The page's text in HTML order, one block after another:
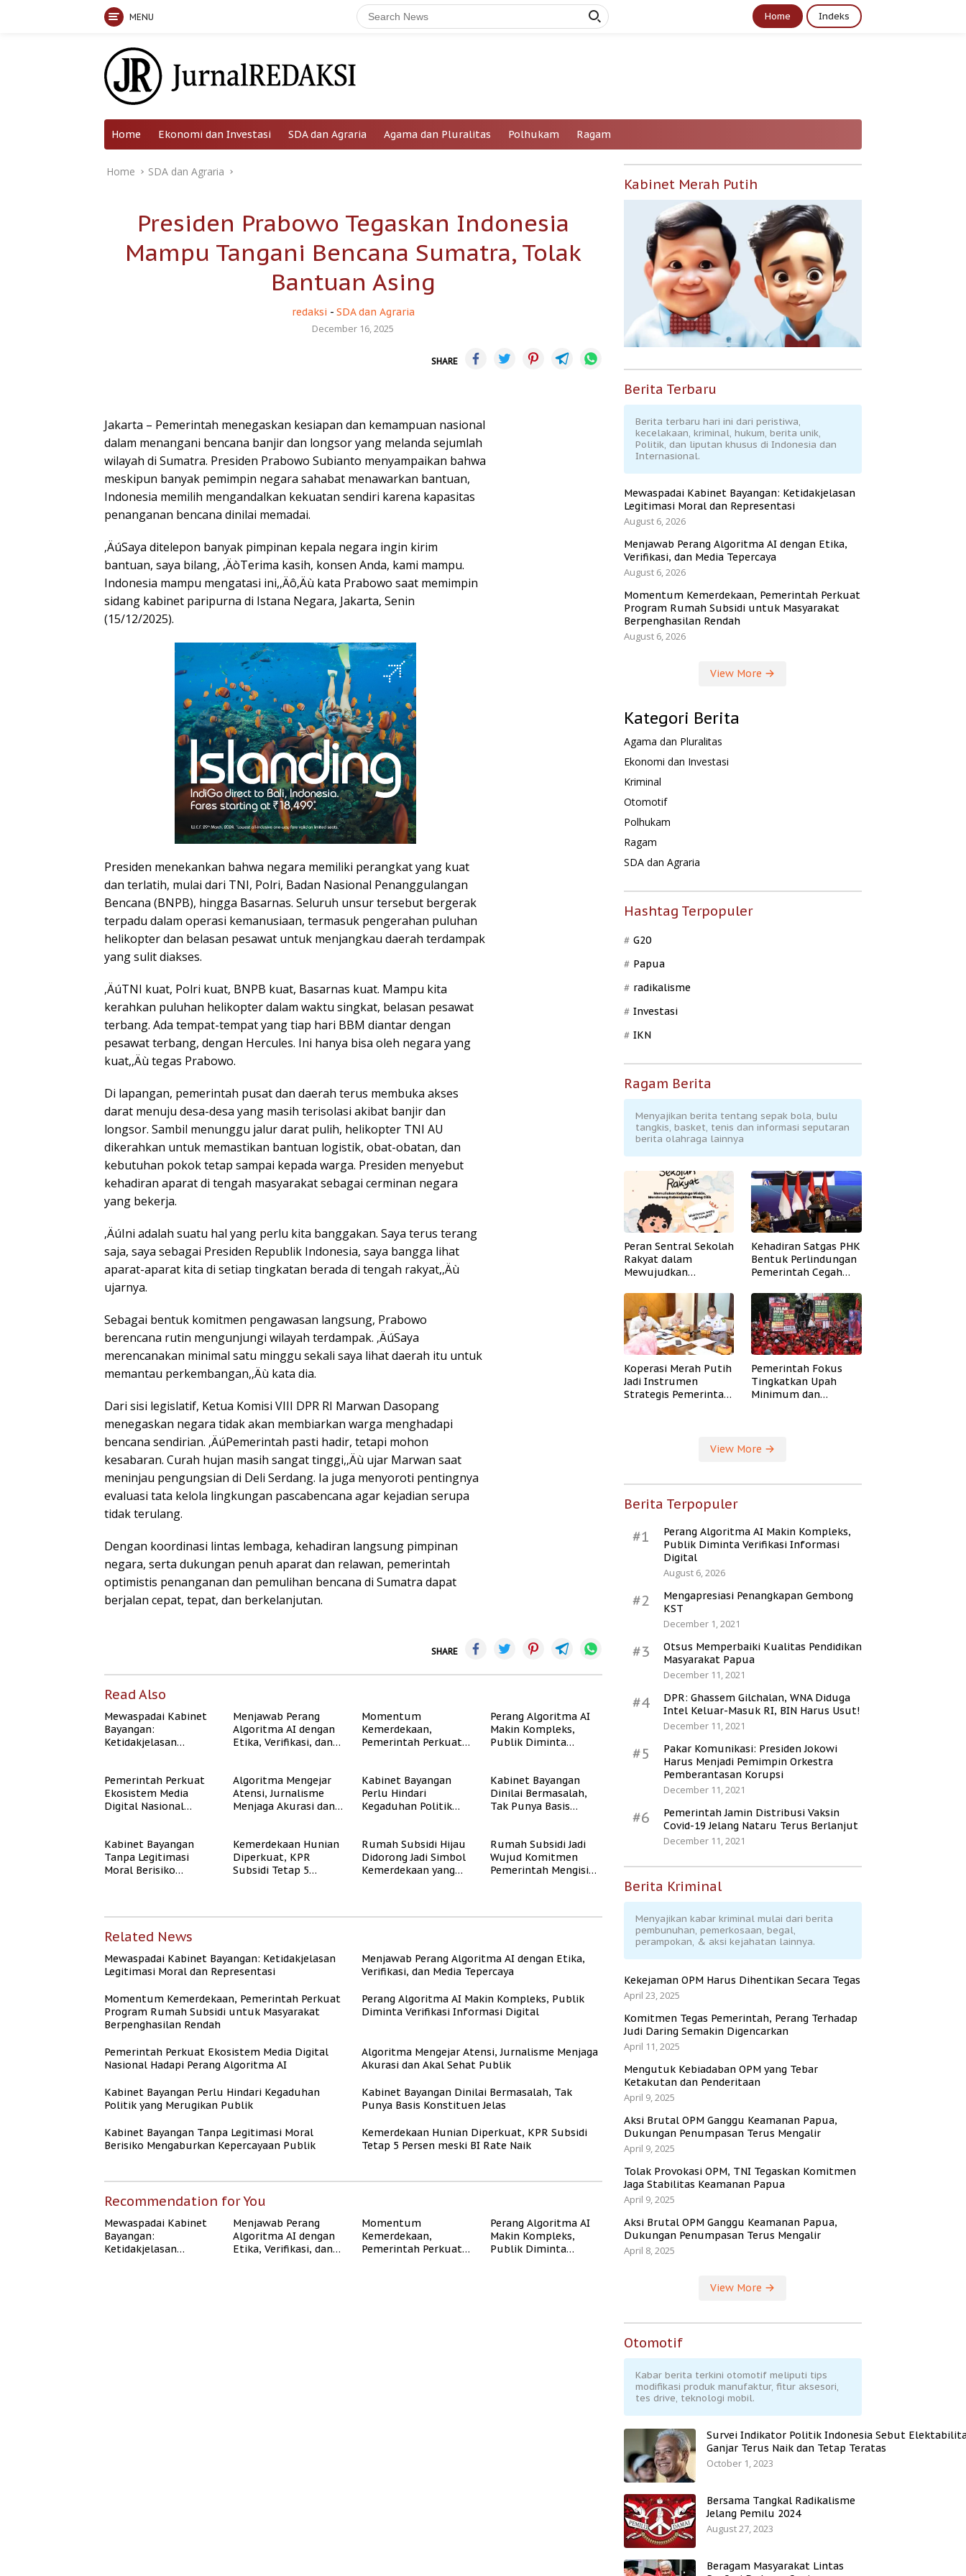
MENU Home Indeks
Home Ekonomi dan Investasi SDA dan Agraria Agama dan Pluralitas Polhukam Ragam
Home SDA dan Agraria
Presiden Prabowo Tegaskan Indonesia
Mampu Tangani Bencana Sumatra, Tolak
Bantuan Asing
redaksi - SDA dan Agraria
December 16, 2025
SHARE
Jakarta – Pemerintah menegaskan kesiapan dan kemampuan nasional
dalam menangani bencana banjir dan longsor yang melanda sejumlah
wilayah di Sumatra. Presiden Prabowo Subianto menyampaikan bahwa
meskipun banyak pemimpin negara sahabat menawarkan bantuan,
Indonesia memilih mengandalkan kekuatan sendiri karena kapasitas
penanganan bencana dinilai memadai.
‚ÄúSaya ditelepon banyak pimpinan kepala negara ingin kirim
bantuan, saya bilang, ‚ÄòTerima kasih, konsen Anda, kami mampu.
Indonesia mampu mengatasi ini,‚Äô‚Äù kata Prabowo saat memimpin
sidang kabinet paripurna di Istana Negara, Jakarta, Senin
(15/12/2025).
Presiden menekankan bahwa negara memiliki perangkat yang kuat
dan terlatih, mulai dari TNI, Polri, Badan Nasional Penanggulangan
Bencana (BNPB), hingga Basarnas. Seluruh unsur tersebut bergerak
terpadu dalam operasi kemanusiaan, termasuk pengerahan puluhan
helikopter dan belasan pesawat untuk menjangkau daerah terdampak
yang sulit diakses.
‚ÄúTNI kuat, Polri kuat, BNPB kuat, Basarnas kuat. Mampu kita
kerahkan puluhan helikopter dalam waktu singkat, belasan pesawat
terbang. Ada tempat-tempat yang tiap hari BBM diantar dengan
pesawat terbang, dengan Hercules. Ini hanya bisa oleh negara yang
kuat,‚Äù tegas Prabowo.
Di lapangan, pemerintah pusat dan daerah terus membuka akses
darat menuju desa-desa yang masih terisolasi akibat banjir dan
longsor. Sambil menunggu jalur darat pulih, helikopter TNI AU
dikerahkan untuk memastikan bantuan logistik, obat-obatan, dan
kebutuhan pokok tetap sampai kepada warga. Presiden menyebut
kehadiran aparat di tengah masyarakat sebagai cerminan negara
yang bekerja.
‚ÄúIni adalah suatu hal yang perlu kita banggakan. Saya terus terang
saja, saya sebagai Presiden Republik Indonesia, saya bangga lihat
aparat-aparat kita di setiap tingkatan berada di tengah rakyat,‚Äù
ujarnya.
Sebagai bentuk komitmen pengawasan langsung, Prabowo
berencana rutin mengunjungi wilayah terdampak. ‚ÄúSaya
merencanakan minimal satu minggu sekali saya lihat daerah itu untuk
memantau perkembangan,‚Äù kata dia.
Dari sisi legislatif, Ketua Komisi VIII DPR RI Marwan Dasopang
menegaskan negara tidak akan membiarkan warga menghadapi
bencana sendirian. ‚ÄúPemerintah pasti hadir, tetapi mohon
kesabaran. Curah hujan masih sangat tinggi,‚Äù ujar Marwan saat
meninjau pengungsian di Deli Serdang. Ia juga menyoroti pentingnya
evaluasi tata kelola lingkungan pascabencana agar kejadian serupa
tidak terulang.
Dengan koordinasi lintas lembaga, kehadiran langsung pimpinan
negara, serta dukungan penuh aparat dan relawan, pemerintah
optimistis penanganan dan pemulihan bencana di Sumatra dapat
berjalan cepat, tepat, dan berkelanjutan.
SHARE
Read Also
Mewaspadai Kabinet
Bayangan:
Ketidakjelasan
Menjawab Perang
Algoritma AI dengan
Etika, Verifikasi, dan
Momentum
Kemerdekaan,
Pemerintah Perkuat
Masyarakat
Berpenghasilan
Rendah
Perang Algoritma AI
Makin Kompleks,
Publik Diminta
Pemerintah Perkuat
Ekosistem Media
Digital Nasional
Algoritma Mengejar
Atensi, Jurnalisme
Menjaga Akurasi dan
Kabinet Bayangan
Perlu Hindari
Kegaduhan Politik
Kabinet Bayangan
Dinilai Bermasalah,
Tak Punya Basis
Kabinet Bayangan
Tanpa Legitimasi
Moral Berisiko
Kemerdekaan Hunian
Diperkuat, KPR
Subsidi Tetap 5
Rumah Subsidi Hijau
Didorong Jadi Simbol
Kemerdekaan yang
Rumah Subsidi Jadi
Wujud Komitmen
Pemerintah Mengisi
Related News
Mewaspadai Kabinet Bayangan: Ketidakjelasan
Legitimasi Moral dan Representasi
Menjawab Perang Algoritma AI dengan Etika,
Verifikasi, dan Media Tepercaya
Momentum Kemerdekaan, Pemerintah Perkuat
Program Rumah Subsidi untuk Masyarakat
Berpenghasilan Rendah
Perang Algoritma AI Makin Kompleks, Publik
Diminta Verifikasi Informasi Digital
Pemerintah Perkuat Ekosistem Media Digital
Nasional Hadapi Perang Algoritma AI
Algoritma Mengejar Atensi, Jurnalisme Menjaga
Akurasi dan Akal Sehat Publik
Kabinet Bayangan Perlu Hindari Kegaduhan
Politik yang Merugikan Publik
Kabinet Bayangan Dinilai Bermasalah, Tak
Punya Basis Konstituen Jelas
Kabinet Bayangan Tanpa Legitimasi Moral
Berisiko Mengaburkan Kepercayaan Publik
Kemerdekaan Hunian Diperkuat, KPR Subsidi
Tetap 5 Persen meski BI Rate Naik
Recommendation for You
Mewaspadai Kabinet
Bayangan:
Ketidakjelasan
Menjawab Perang
Algoritma AI dengan
Etika, Verifikasi, dan
Momentum
Kemerdekaan,
Pemerintah Perkuat
Perang Algoritma AI
Makin Kompleks,
Publik Diminta
Kabinet Merah Putih
Berita Terbaru
Berita terbaru hari ini dari peristiwa,
kecelakaan, kriminal, hukum, berita unik,
Politik, dan liputan khusus di Indonesia dan
Internasional.
Mewaspadai Kabinet Bayangan: Ketidakjelasan
Legitimasi Moral dan Representasi
August 6, 2026
Menjawab Perang Algoritma AI dengan Etika,
Verifikasi, dan Media Tepercaya
August 6, 2026
Momentum Kemerdekaan, Pemerintah Perkuat
Program Rumah Subsidi untuk Masyarakat
Berpenghasilan Rendah
August 6, 2026
View More
Kategori Berita
Agama dan Pluralitas
Ekonomi dan Investasi
Kriminal
Otomotif
Polhukam
Ragam
SDA dan Agraria
Hashtag Terpopuler
G20
Papua
radikalisme
Investasi
IKN
Ragam Berita
Menyajikan berita tentang sepak bola, bulu
tangkis, basket, tenis dan informasi seputaran
berita olahraga lainnya
Peran Sentral Sekolah
Rakyat dalam
Mewujudkan
Kehadiran Satgas PHK
Bentuk Perlindungan
Pemerintah Cegah
Koperasi Merah Putih
Jadi Instrumen
Strategis Pemerintah
Pemerintah Fokus
Tingkatkan Upah
Minimum dan
View More
Berita Terpopuler
#1
Perang Algoritma AI Makin Kompleks,
Publik Diminta Verifikasi Informasi
Digital
August 6, 2026
#2
Mengapresiasi Penangkapan Gembong
KST
December 1, 2021
#3
Otsus Memperbaiki Kualitas Pendidikan
Masyarakat Papua
December 11, 2021
#4
DPR: Ghassem Gilchalan, WNA Diduga
Intel Keluar-Masuk RI, BIN Harus Usut!
December 11, 2021
#5
Pakar Komunikasi: Presiden Jokowi
Harus Menjadi Pemimpin Orkestra
Pemberantasan Korupsi
December 11, 2021
#6
Pemerintah Jamin Distribusi Vaksin
Covid-19 Jelang Nataru Terus Berlanjut
December 11, 2021
Berita Kriminal
Menyajikan kabar kriminal mulai dari berita
pembunuhan, pemerkosaan, begal,
perampokan, & aksi kejahatan lainnya.
Kekejaman OPM Harus Dihentikan Secara Tegas
April 23, 2025
Komitmen Tegas Pemerintah, Perang Terhadap
Judi Daring Semakin Digencarkan
April 11, 2025
Mengutuk Kebiadaban OPM yang Tebar
Ketakutan dan Penderitaan
April 9, 2025
Aksi Brutal OPM Ganggu Keamanan Papua,
Dukungan Penumpasan Terus Mengalir
April 9, 2025
Tolak Provokasi OPM, TNI Tegaskan Komitmen
Jaga Stabilitas Keamanan Papua
April 9, 2025
Aksi Brutal OPM Ganggu Keamanan Papua,
Dukungan Penumpasan Terus Mengalir
April 8, 2025
View More
Otomotif
Kabar berita terkini otomotif meliputi tips
modifikasi produk manufaktur, fitur aksesori,
tes drive, teknologi mobil.
Survei Indikator Politik Indonesia Sebut
Ganjar Terus Naik dan Tetap Teratas
October 1, 2023
Bersama Tangkal Radikalisme
Jelang Pemilu 2024
August 27, 2023
Beragam Masyarakat Lintas